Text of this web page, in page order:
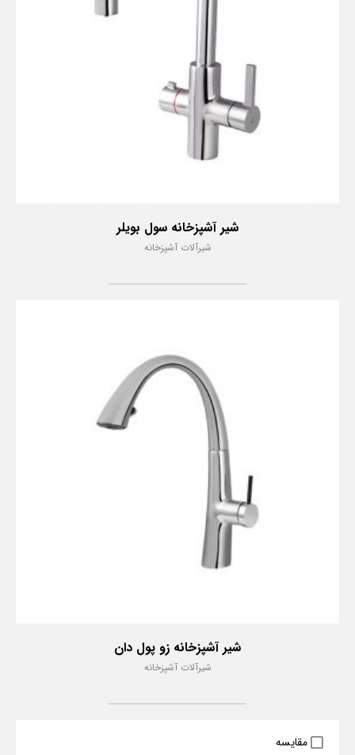
شیر آشپزخانه سول بویلر
شیرآلات آشپزخانه
شیر آشپزخانه زو پول دان
شیرآلات آشپزخانه
مقایسه